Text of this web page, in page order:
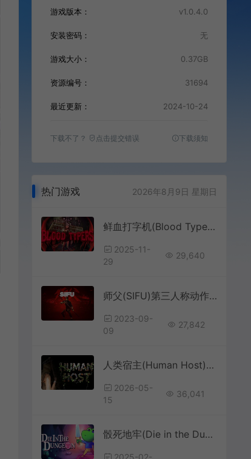
游戏版本： v1.0.4.0
安装密码： 无
游戏大小： 0.37GB
资源编号： 31694
最近更新： 2024-10-24
下载不了？ 点击提交错误 下载须知
热门游戏 2026年8月9日 星期日
鲜血打字机(Blood Typers)生存恐怖冒险打字游戏|下载
2025-11-
29
29,640
师父(SIFU)第三人称动作格斗游戏|下载
2023-09-
09
27,842
人类宿主(Human Host)开放世界生存建造游戏
2026-05-
15
36,041
骰死地牢(Die in the Dungeon)回合制轻肉鸽牌组游戏
2025-02-